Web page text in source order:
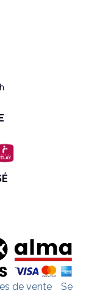
de vente
Se